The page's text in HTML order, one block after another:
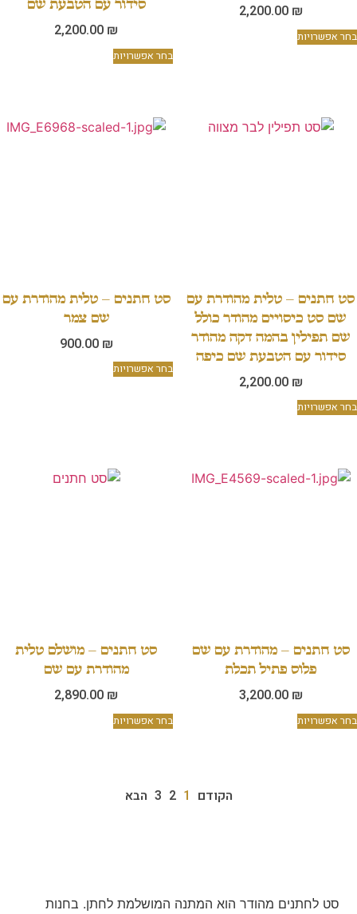
2,200.00 ₪
בחר אפשרויות
סידור עם הטבעת שם
2,200.00 ₪
בחר אפשרויות
סט חתנים – טלית מהודרת עם
שם סט כיסויים מהודר כולל
שם תפילין בהמה דקה מהודר
סידור עם הטבעת שם כיפה
2,200.00 ₪
בחר אפשרויות
סט חתנים – טלית מהודרת עם
שם צמר
900.00 ₪
בחר אפשרויות
סט חתנים – מהודרת עם שם
פלוס פתיל תכלת
3,200.00 ₪
בחר אפשרויות
סט חתנים – מושלם טלית
מהודרת עם שם
2,890.00 ₪
בחר אפשרויות
הקודם 1
2
3 הבא
סט לחתנים מהודר הוא המתנה המושלמת לחתן. בחנות